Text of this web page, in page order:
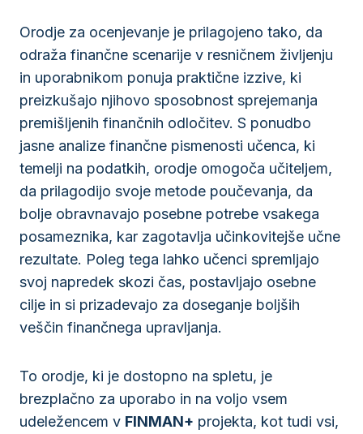
Orodje za ocenjevanje je prilagojeno tako, da
odraža finančne scenarije v resničnem življenju
in uporabnikom ponuja praktične izzive, ki
preizkušajo njihovo sposobnost sprejemanja
premišljenih finančnih odločitev. S ponudbo
jasne analize finančne pismenosti učenca, ki
temelji na podatkih, orodje omogoča učiteljem,
da prilagodijo svoje metode poučevanja, da
bolje obravnavajo posebne potrebe vsakega
posameznika, kar zagotavlja učinkovitejše učne
rezultate. Poleg tega lahko učenci spremljajo
svoj napredek skozi čas, postavljajo osebne
cilje in si prizadevajo za doseganje boljših
veščin finančnega upravljanja.
To orodje, ki je dostopno na spletu, je
brezplačno za uporabo in na voljo vsem
udeležencem v FINMAN+ projekta, kot tudi vsi,